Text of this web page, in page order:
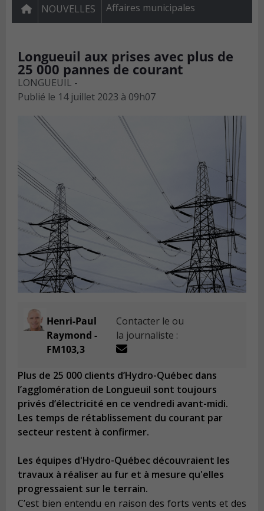
NOUVELLES Affaires municipales
Longueuil aux prises avec plus de
25 000 pannes de courant
LONGUEUIL -
Publié le 14 juillet 2023 à 09h07
Henri-Paul
Raymond -
FM103,3
Contacter le ou
la journaliste :
Plus de 25 000 clients d’Hydro-Québec dans
l’agglomération de Longueuil sont toujours
privés d’électricité en ce vendredi avant-midi.
Les temps de rétablissement du courant par
secteur restent à confirmer.
Les équipes d'Hydro-Québec découvraient les
travaux à réaliser au fur et à mesure qu'elles
progressaient sur le terrain.
C’est bien entendu en raison des forts vents et des